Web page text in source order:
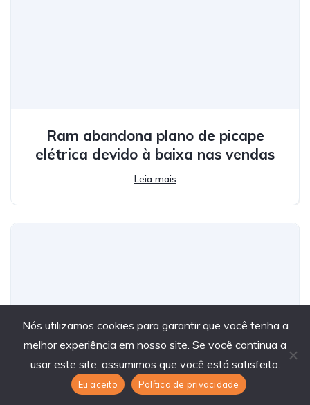
Ram abandona plano de picape
elétrica devido à baixa nas vendas
Leia mais
Nós utilizamos cookies para garantir que você tenha a
melhor experiência em nosso site. Se você continua a
usar este site, assumimos que você está satisfeito.
Eu aceito Política de privacidade